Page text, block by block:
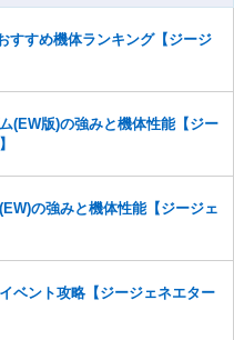
損害の及ぶ内容の書き込みがあ
く場合もございますので、あら
すすめ機体ランキング【ジージ
(EW版)の強みと機体性能【ジー
の強みと機体性能【ジージェ
ベント攻略【ジージェネエター